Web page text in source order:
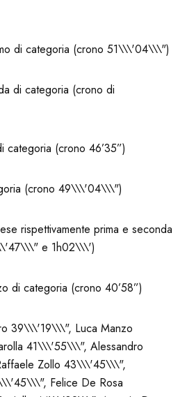
di categoria (crono 51\\\'04\\\")
di categoria (crono di
categoria (crono 46’35”)
(crono 49\\\'04\\\")
rispettivamente prima e seconda
e 1h02\\\')
di categoria (crono 40’58”)
39\\\'19\\\", Luca Manzo
41\\\'55\\\", Alessandro
Zollo 43\\\'45\\\",
Felice De Rosa